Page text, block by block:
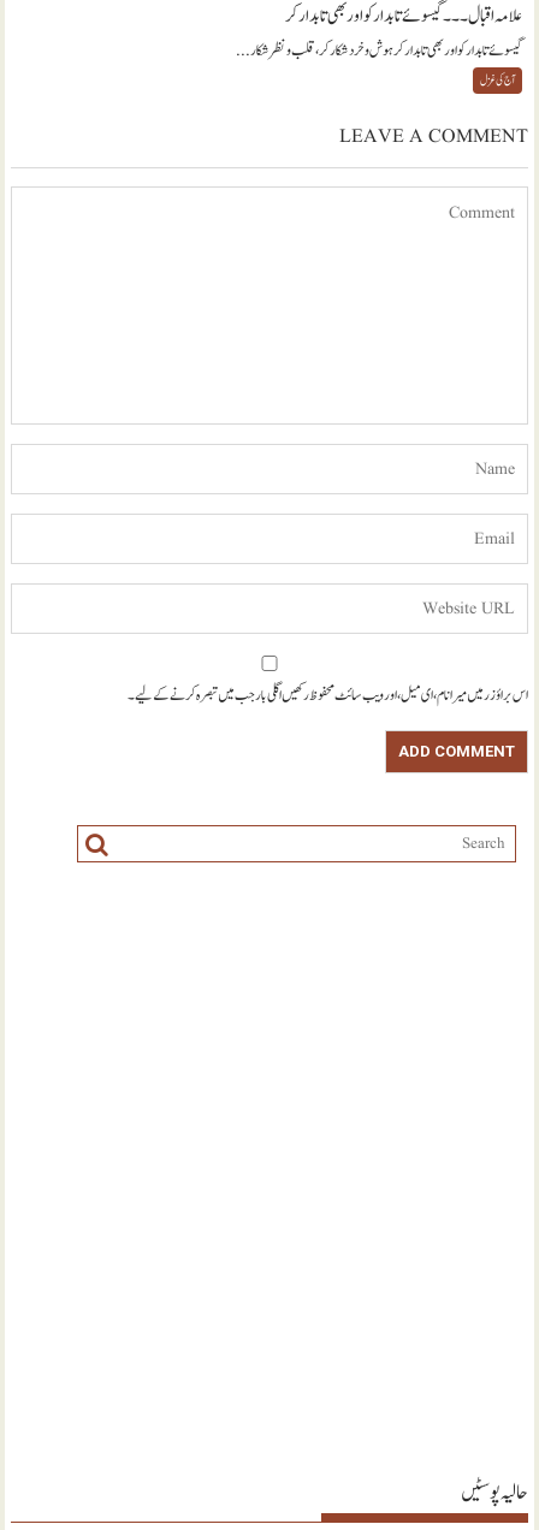
علامہ اقبال ۔۔۔ گیسوئے تابدار کو اور بھی تابدار کر
گیسوئے تابدار کو اور بھی تابدار کر ہوش و خرد شکار کر، قلب و نظر شکار...
آج کی غزل
LEAVE A COMMENT
اس براؤزر میں میرا نام، ای میل، اور ویب سائٹ محفوظ رکھیں اگلی بار جب میں تبصرہ کرنے کےلیے۔
حالیہ پوسٹیں